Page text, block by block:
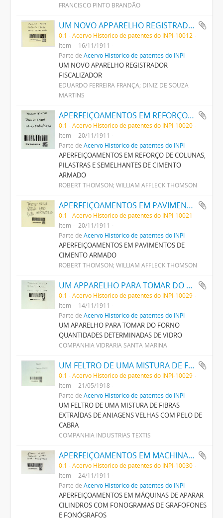
FRANCISCO PINTO BRANDÃO
UM NOVO APPARELHO REGISTRADOR FISCALISADOR
0.1 - Acervo Histórico de patentes do INPI-10012
Item
16/11/1911
Parte de Acervo Histórico de patentes do INPI
UM NOVO APARELHO REGISTRADOR
FISCALIZADOR
EDUARDO FERREIRA FRANÇA; DINIZ DE SOUZA
MARTINS
APERFEIÇOAMENTOS EM REFORÇO DE COLUNNAS, PILASTRAS E SEMELHANTES DE CIMENTO ARMADO
0.1 - Acervo Histórico de patentes do INPI-10020
Item
20/11/1911
Parte de Acervo Histórico de patentes do INPI
APERFEIÇOAMENTOS EM REFORÇO DE COLUNAS,
PILASTRAS E SEMELHANTES DE CIMENTO
ARMADO
ROBERT THOMSON; WILLIAM AFFLECK THOMSON
APERFEIÇOAMENTOS EM PAVIMENTOS DE CIMENTO ARMADO
0.1 - Acervo Histórico de patentes do INPI-10021
Item
20/11/1911
Parte de Acervo Histórico de patentes do INPI
APERFEIÇOAMENTOS EM PAVIMENTOS DE
CIMENTO ARMADO
ROBERT THOMSON; WILLIAM AFFLECK THOMSON
UM APPARELHO PARA TOMAR DO FORNO QUANTIDADES DETERMINADAS DE VIDRO
0.1 - Acervo Histórico de patentes do INPI-10029
Item
14/11/1911
Parte de Acervo Histórico de patentes do INPI
UM APARELHO PARA TOMAR DO FORNO
QUANTIDADES DETERMINADAS DE VIDRO
COMPANHIA VIDRARIA SANTA MARINA
UM FELTRO DE UMA MISTURA DE FIBRAS EXTRAHIDAS DE ANIAGENS VELHAS COM PELLO DE CABRA
0.1 - Acervo Histórico de patentes do INPI-10029
Item
21/05/1918
Parte de Acervo Histórico de patentes do INPI
UM FELTRO DE UMA MISTURA DE FIBRAS
EXTRAÍDAS DE ANIAGENS VELHAS COM PELO DE
CABRA
COMPANHIA INDUSTRIAS TEXTIS
APERFEIÇOAMENTOS EM MACHINAS DE APARAR CYLINDROS COM PHONOGRAMMAS DE GRAPHOPHONES E PHONOGRAPHOS
0.1 - Acervo Histórico de patentes do INPI-10030
Item
24/11/1911
Parte de Acervo Histórico de patentes do INPI
APERFEIÇOAMENTOS EM MÁQUINAS DE APARAR
CILINDROS COM FONOGRAMAS DE GRAFOFONES
E FONÓGRAFOS